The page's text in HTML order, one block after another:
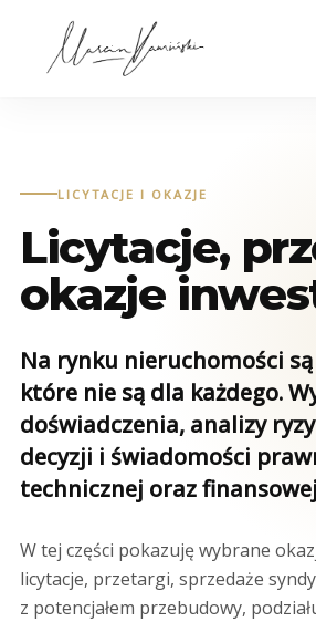
Przejdź
LICYTACJE I OKAZJE
Licytacje,
okazje
Na rynku nieruchomości
które nie są dla każdego.
doświadczenia, analizy
decyzji i świadomości
technicznej oraz
W tej części pokazuję wybrane
licytacje, przetargi, sprzedaże
z potencjałem przebudowy,